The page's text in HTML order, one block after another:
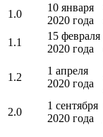
1.0
10 января
2020 года
1.1
15 февраля
2020 года
1.2
1 апреля
2020 года
2.0
1 сентября
2020 года